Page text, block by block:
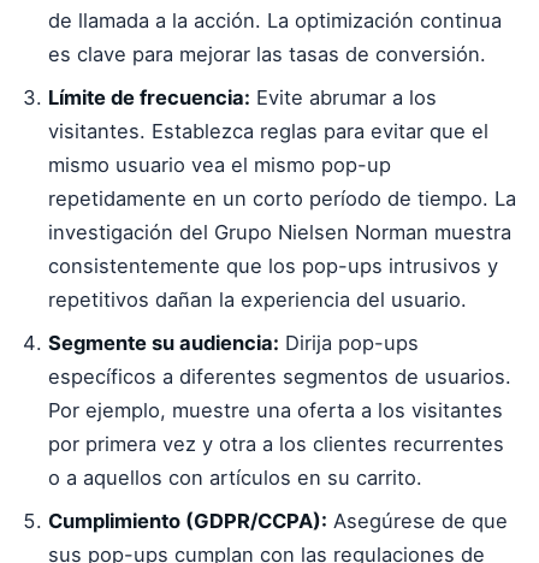
de llamada a la acción. La optimización continua
es clave para mejorar las tasas de conversión.
Límite de frecuencia: Evite abrumar a los
visitantes. Establezca reglas para evitar que el
mismo usuario vea el mismo pop-up
repetidamente en un corto período de tiempo. La
investigación del Grupo Nielsen Norman muestra
consistentemente que los pop-ups intrusivos y
repetitivos dañan la experiencia del usuario.
Segmente su audiencia: Dirija pop-ups
específicos a diferentes segmentos de usuarios.
Por ejemplo, muestre una oferta a los visitantes
por primera vez y otra a los clientes recurrentes
o a aquellos con artículos en su carrito.
Cumplimiento (GDPR/CCPA): Asegúrese de que
sus pop-ups cumplan con las regulaciones de